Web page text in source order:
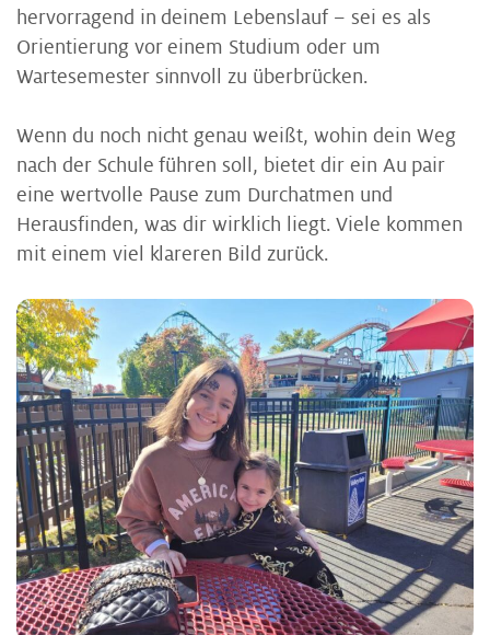
hervorragend in deinem Lebenslauf – sei es als
Orientierung vor einem Studium oder um
Wartesemester sinnvoll zu überbrücken.
Wenn du noch nicht genau weißt, wohin dein Weg
nach der Schule führen soll, bietet dir ein Au pair
eine wertvolle Pause zum Durchatmen und
Herausfinden, was dir wirklich liegt. Viele kommen
mit einem viel klareren Bild zurück.